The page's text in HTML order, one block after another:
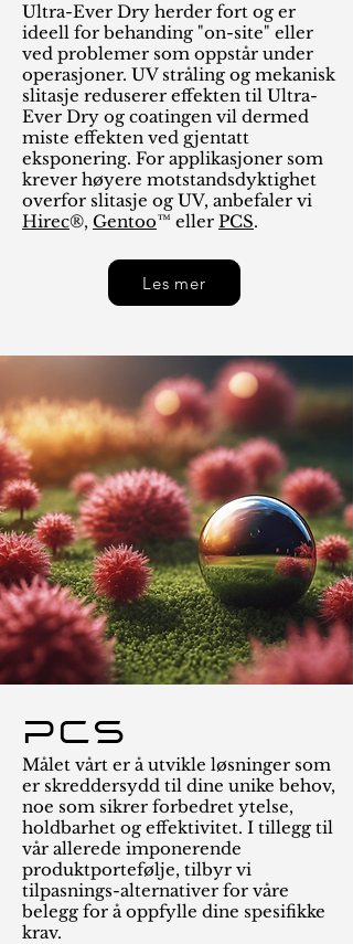
Ultra-Ever Dry herder fort og er
ideell for behanding "on-site" eller
ved problemer som oppstår under
operasjoner. UV stråling og mekanisk
slitasje reduserer effekten til Ultra-
Ever Dry og coatingen vil dermed
miste effekten ved gjentatt
eksponering. For applikasjoner som
krever høyere motstandsdyktighet
overfor slitasje og UV, anbefaler vi
Hirec®, Gentoo™ eller PCS.
Les mer
PCS
Målet vårt er å utvikle løsninger som
er skreddersydd til dine unike behov,
noe som sikrer forbedret ytelse,
holdbarhet og effektivitet. I tillegg til
vår allerede imponerende
produktportefølje, tilbyr vi
tilpasnings-alternativer for våre
belegg for å oppfylle dine spesifikke
krav.